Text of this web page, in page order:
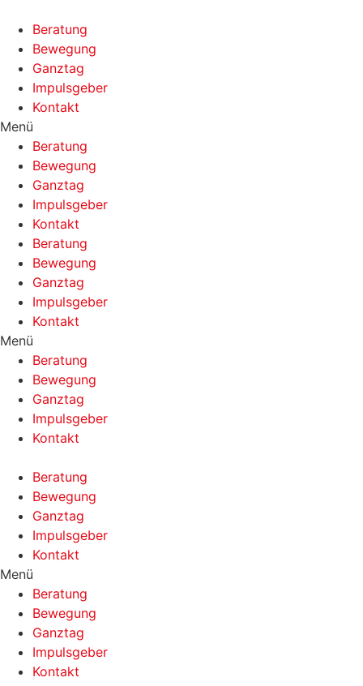
Inhalt
springen
Beratung
Bewegung
Ganztag
Impulsgeber
Kontakt
Menü
Beratung
Bewegung
Ganztag
Impulsgeber
Kontakt
Beratung
Bewegung
Ganztag
Impulsgeber
Kontakt
Menü
Beratung
Bewegung
Ganztag
Impulsgeber
Kontakt
Beratung
Bewegung
Ganztag
Impulsgeber
Kontakt
Menü
Beratung
Bewegung
Ganztag
Impulsgeber
Kontakt